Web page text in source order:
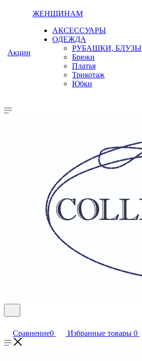
Акции
ЖЕНЩИНАМ
АКСЕССУАРЫ
ОДЕЖДА
РУБАШКИ, БЛУЗЫ
Брюки
Платья
Трикотаж
Юбки
Сравнение0 Избранные товары 0